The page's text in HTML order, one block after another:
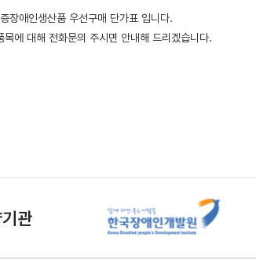
장애인생산품 우선구매 단가표 입니다.
목에 대해 전화문의 주시면 안내해 드리겠습니다.
관